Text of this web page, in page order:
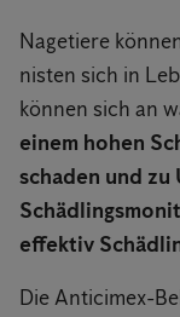
Nagetiere
nisten sich in
können sich an
einem hohen
schaden und
effektiv
Die Anticimex-